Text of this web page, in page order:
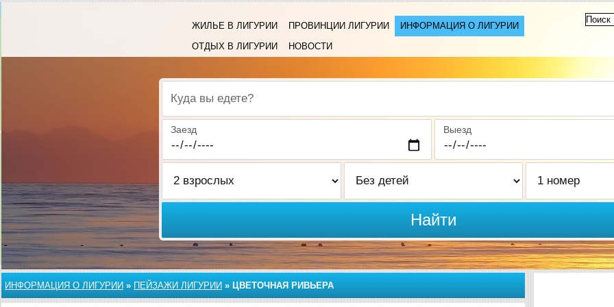
ЖИЛЬЕ В ЛИГУРИИ ПРОВИНЦИИ ЛИГУРИИ
ИНФОРМАЦИЯ О ЛИГУРИИ
ОТДЫХ В ЛИГУРИИ
НОВОСТИ
Куда вы едете?
Заезд Выезд
Найти
ИНФОРМАЦИЯ О ЛИГУРИИ » ПЕЙЗАЖИ ЛИГУРИИ » ЦВЕТОЧНАЯ РИВЬЕРА